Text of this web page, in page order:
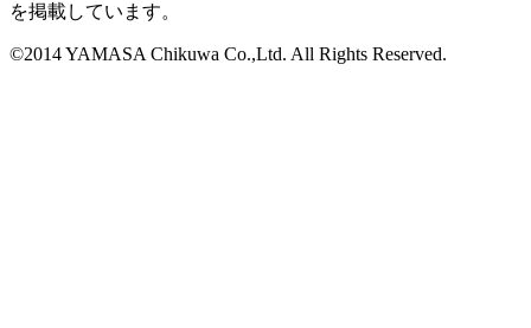
を掲載しています。
©2014 YAMASA Chikuwa Co.,Ltd. All Rights Reserved.